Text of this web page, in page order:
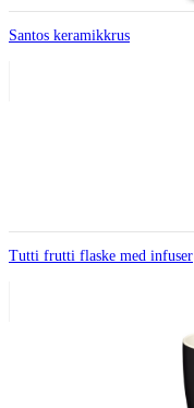
Santos keramikkrus
Tutti frutti flaske med infuser